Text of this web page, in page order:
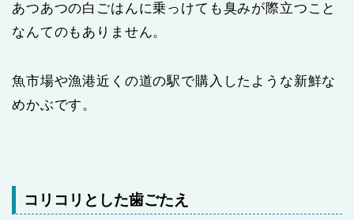
あつあつの白ごはんに乗っけても臭みが際立つこと
なんてのもありません。
魚市場や漁港近くの道の駅で購入したような新鮮な
めかぶです。
コリコリとした歯ごたえ